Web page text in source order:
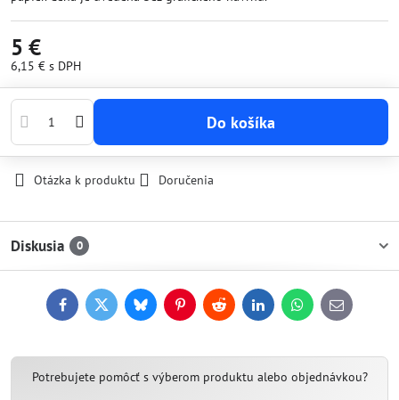
5 €
6,15 € s DPH
Do košíka
Otázka k produktu Doručenia
Diskusia 0
FacebookTwitterBlueskyPinterestReddit LinkedInWhatsApp
E-
mail
Potrebujete pomôcť s výberom produktu alebo objednávkou?